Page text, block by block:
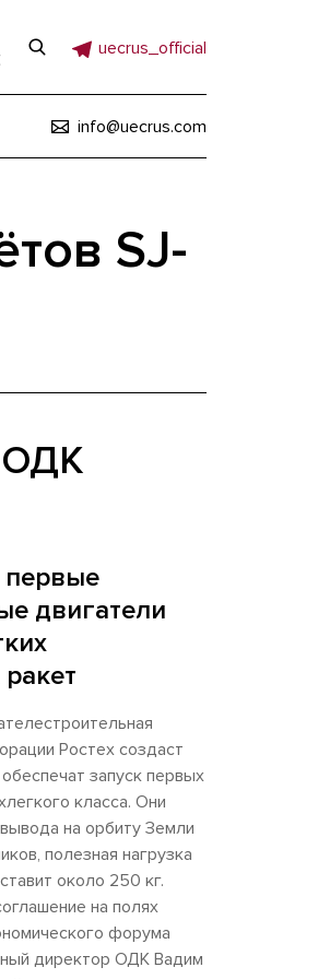
uecrus_official
info@uecrus.com
SJ-
ОДК
первые
двигатели
Ростех создаст
запуск первых
класса. Они
на орбиту Земли
полезная нагрузка
около 250 кг.
на полях
форума
директор ОДК Вадим